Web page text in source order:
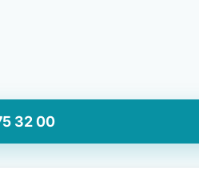
32 00